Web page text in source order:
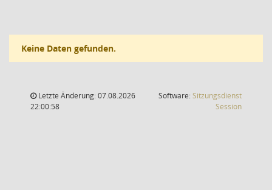
Keine Daten gefunden.
Letzte Änderung: 07.08.2026
22:00:58
Software:Sitzungsdienst
Session(Wird in